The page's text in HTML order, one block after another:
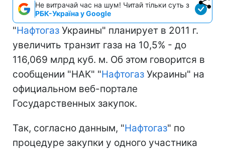
Не витрачай час на шум! Читай тільки суть з
РБК-Україна у Google
"Нафтогаз Украины" планирует в 2011 г.
увеличить транзит газа на 10,5% - до
116,069 млрд куб. м. Об этом говорится в
сообщении "НАК" "Нафтогаз Украины" на
официальном веб-портале
Государственных закупок.
Так, согласно данным, "Нафтогаз" по
процедуре закупки у одного участника